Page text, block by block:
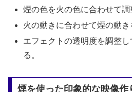
煙の色を火の色に合わせて調
火の動きに合わせて煙の動き
エフェクトの透明度を調整
る。
煙を使った印象的な映像作